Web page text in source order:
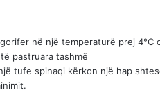
në një temperaturë prej 4°C
pastruara tashmë
tufe spinaqi kërkon një hap